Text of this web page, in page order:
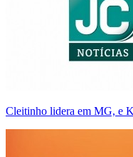
Cleitinho lidera em MG, e